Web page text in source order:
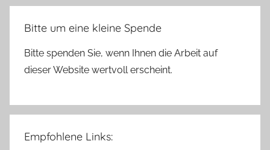
Bitte um eine kleine Spende
Bitte spenden Sie, wenn Ihnen die Arbeit auf
dieser Website wertvoll erscheint.
Empfohlene Links: